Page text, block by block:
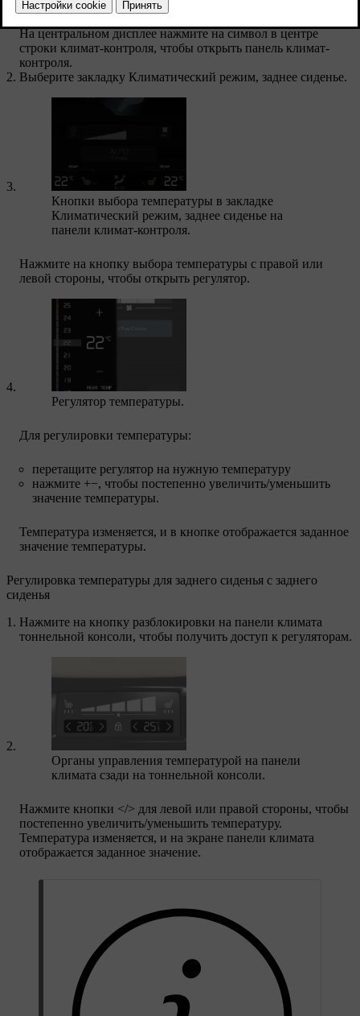
На центральном дисплее нажмите на символ в центре
строки климат-контроля, чтобы открыть панель климат-
контроля.
Выберите закладку Климатический режим, заднее сиденье.
Кнопки выбора температуры в закладке
Климатический режим, заднее сиденье на
панели климат-контроля.
Нажмите на кнопку выбора температуры с правой или
левой стороны, чтобы открыть регулятор.
Регулятор температуры.
Для регулировки температуры:
перетащите регулятор на нужную температуру
нажмите +−, чтобы постепенно увеличить/уменьшить
значение температуры.
Температура изменяется, и в кнопке отображается заданное
значение температуры.
Регулировка температуры для заднего сиденья с заднего
сиденья
Нажмите на кнопку разблокировки на панели климата
тоннельной консоли, чтобы получить доступ к регуляторам.
Органы управления температурой на панели
климата сзади на тоннельной консоли.
Нажмите кнопки </> для левой или правой стороны, чтобы
постепенно увеличить/уменьшить температуру.
Температура изменяется, и на экране панели климата
отображается заданное значение.